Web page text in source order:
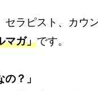
セラピスト、カウ
マガ」です。
？」